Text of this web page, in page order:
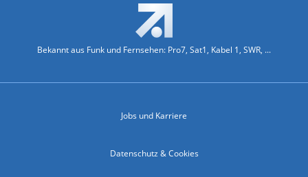
Bekannt aus Funk und Fernsehen: Pro7, Sat1, Kabel 1, SWR, ...
Jobs und Karriere
Datenschutz & Cookies